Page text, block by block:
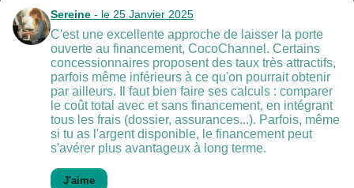
Sereine - le 25 Janvier 2025
C'est une excellente approche de laisser la porte
ouverte au financement, CocoChannel. Certains
concessionnaires proposent des taux très attractifs,
parfois même inférieurs à ce qu'on pourrait obtenir
par ailleurs. Il faut bien faire ses calculs : comparer
le coût total avec et sans financement, en intégrant
tous les frais (dossier, assurances...). Parfois, même
si tu as l'argent disponible, le financement peut
s'avérer plus avantageux à long terme.
J'aime